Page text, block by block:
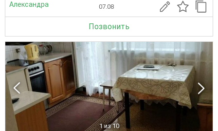
Александра 07.08
Позвонить
1 из 10